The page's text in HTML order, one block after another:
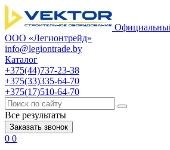
ООО «Легионтрейд»
info@legiontrade.by
Каталог
+375(44)737-23-38
+375(33)335-64-70
+375(17)510-64-70
Все результаты
Заказать звонок
0 0